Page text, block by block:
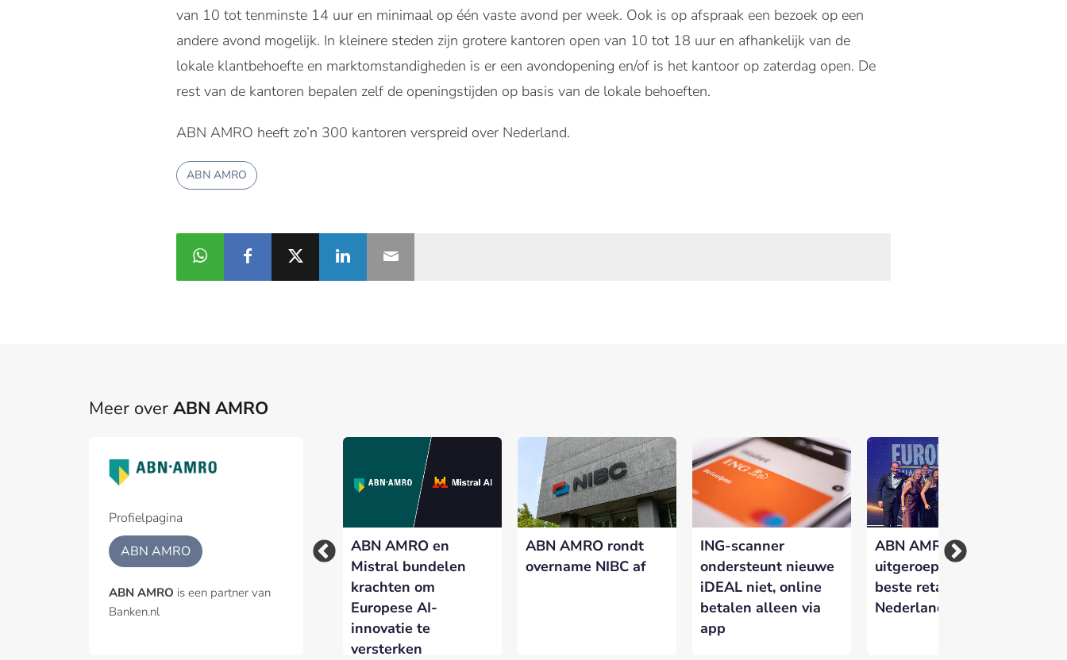
van 10 tot tenminste 14 uur en minimaal op één vaste avond per week. Ook is op afspraak een bezoek op een
andere avond mogelijk. In kleinere steden zijn grotere kantoren open van 10 tot 18 uur en afhankelijk van de
lokale klantbehoefte en marktomstandigheden is er een avondopening en/of is het kantoor op zaterdag open. De
rest van de kantoren bepalen zelf de openingstijden op basis van de lokale behoeften.
ABN AMRO heeft zo’n 300 kantoren verspreid over Nederland.
ABN AMRO
Meer over ABN AMRO
Profielpagina
ABN AMRO
ABN AMRO is een partner van
Banken.nl
Woningmarkt koelt
verder af nu hogere
ABN AMRO – ODDO
BHF voor vijfde jaar
op rij Best Benelux
ABN AMRO en
Mistral bundelen
krachten om
Europese AI-
innovatie te
versterken
ABN AMRO rondt
overname NIBC af
ING-scanner
ondersteunt nieuwe
iDEAL niet, online
betalen alleen via
app
ABN AMRO
uitgeroepen tot
beste retailbank van
Nederland